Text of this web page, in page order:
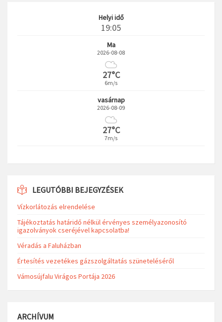
Helyi idő
19:05
Ma
2026-08-08
27°C
6m/s
vasárnap
2026-08-09
27°C
7m/s
LEGUTÓBBI BEJEGYZÉSEK
Vízkorlátozás elrendelése
Tájékoztatás határidő nélkül érvényes személyazonosító
igazolványok cseréjével kapcsolatba!
Véradás a Faluházban
Értesítés vezetékes gázszolgáltatás szüneteléséről
Vámosújfalu Virágos Portája 2026
ARCHÍVUM